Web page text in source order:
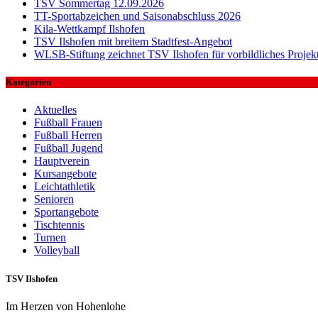
TSV Sommertag 12.09.2026
TT-Sportabzeichen und Saisonabschluss 2026
Kila-Wettkampf Ilshofen
TSV Ilshofen mit breitem Stadtfest-Angebot
WLSB-Stiftung zeichnet TSV Ilshofen für vorbildliches
Kategorien
Aktuelles
Fußball Frauen
Fußball Herren
Fußball Jugend
Hauptverein
Kursangebote
Leichtathletik
Senioren
Sportangebote
Tischtennis
Turnen
Volleyball
TSV Ilshofen
Im Herzen von Hohenlohe